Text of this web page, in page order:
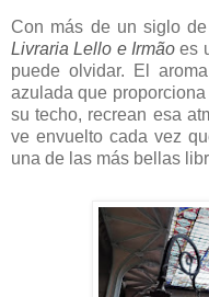
Con más de un siglo
Livraria Lello e Irmãoes
puede olvidar. El
azulada que
su techo, recrean esa
ve envuelto cada vez
una de las más bellas